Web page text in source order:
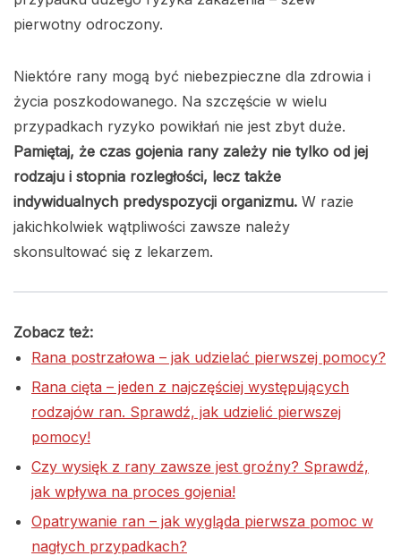
pierwotny odroczony.
Niektóre rany mogą być niebezpieczne dla zdrowia i
życia poszkodowanego. Na szczęście w wielu
przypadkach ryzyko powikłań nie jest zbyt duże.
Pamiętaj, że czas gojenia rany zależy nie tylko od jej
rodzaju i stopnia rozległości, lecz także
indywidualnych predyspozycji organizmu. W razie
jakichkolwiek wątpliwości zawsze należy
skonsultować się z lekarzem.
Zobacz też:
Rana postrzałowa – jak udzielać pierwszej pomocy?
Rana cięta – jeden z najczęściej występujących
rodzajów ran. Sprawdź, jak udzielić pierwszej
pomocy!
Czy wysięk z rany zawsze jest groźny? Sprawdź,
jak wpływa na proces gojenia!
Opatrywanie ran – jak wygląda pierwsza pomoc w
nagłych przypadkach?